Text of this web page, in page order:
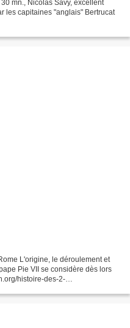
mn., Nicolas Savy, excellent
les capitaines "anglais" Bertrucat
L'origine, le déroulement et
Pie VII se considère dès lors
histoire-des-2-